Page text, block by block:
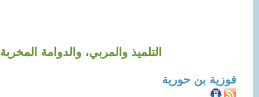
التلميذ والمربي، والدوامة المخربة
فوزية بن حورية